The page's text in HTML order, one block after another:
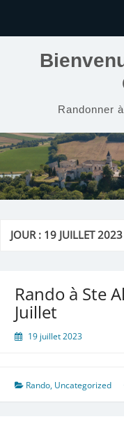
Randonner
JOUR : 19 JUILLET 2023
Rando à Ste
Juillet
19 juillet 2023
Rando, Uncategorized